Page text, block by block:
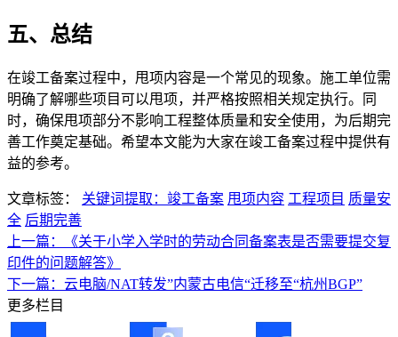
五、总结
在竣工备案过程中，甩项内容是一个常见的现象。施工单位需
明确了解哪些项目可以甩项，并严格按照相关规定执行。同
时，确保甩项部分不影响工程整体质量和安全使用，为后期完
善工作奠定基础。希望本文能为大家在竣工备案过程中提供有
益的参考。
文章标签： 关键词提取：竣工备案 甩项内容 工程项目 质量安
全 后期完善
上一篇：《关于小学入学时的劳动合同备案表是否需要提交复
印件的问题解答》
下一篇：云电脑/NAT转发”内蒙古电信“迁移至“杭州BGP”
更多栏目